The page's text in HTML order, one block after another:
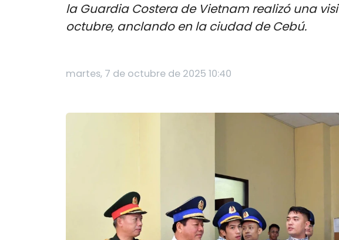
la Guardia Costera de Vietnam realizó una
octubre, anclando en la ciudad de Cebú.
martes, 7 de octubre de 2025 10:40